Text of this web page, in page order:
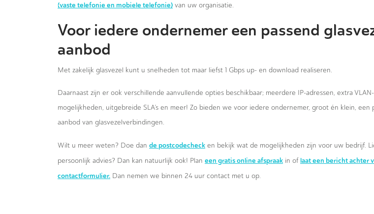
(vaste telefonie en mobiele telefonie) van uw organisatie.
Voor iedere ondernemer een passend
aanbod
Met zakelijk glasvezel kunt u snelheden tot maar liefst 1 Gbps up- en download realiseren.
Daarnaast zijn er ook verschillende aanvullende opties beschikbaar; meerdere IP-adressen, extra VLAN-
mogelijkheden, uitgebreide SLA’s en meer! Zo bieden we voor iedere ondernemer, groot én klein, een
aanbod van glasvezelverbindingen.
Wilt u meer weten? Doe dan de postcodecheck en bekijk wat de mogelijkheden zijn voor uw bedrijf.
persoonlijk advies? Dan kan natuurlijk ook! Plan een gratis online afspraak in of laat een bericht achter
contactformulier. Dan nemen we binnen 24 uur contact met u op.